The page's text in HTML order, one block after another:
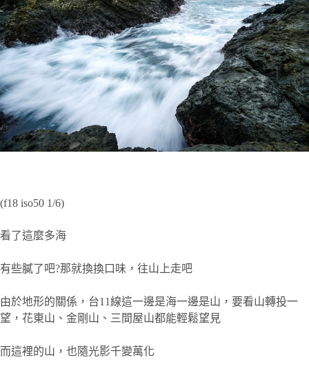
(f18 iso50 1/6)
看了這麼多海
有些膩了吧?那就換換口味，往山上走吧
由於地形的關係，台11線這一邊是海一邊是山，要看山轉投一
望，花東山、金剛山、三間屋山都能輕鬆望見
而這裡的山，也隨光影千變萬化